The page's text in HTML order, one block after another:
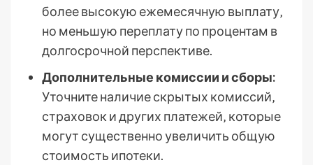
более высокую ежемесячную выплату‚
но меньшую переплату по процентам в
долгосрочной перспективе.
Дополнительные комиссии и сборы:
Уточните наличие скрытых комиссий‚
страховок и других платежей‚ которые
могут существенно увеличить общую
стоимость ипотеки.